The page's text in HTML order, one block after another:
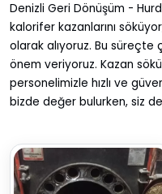
Denizli Geri Dönüşüm -
kalorifer kazanlarını
olarak alıyoruz. Bu
önem veriyoruz. Kazan
personelimizle hızlı ve
bizde değer bulurken, siz